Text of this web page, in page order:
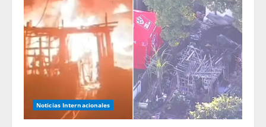
Noticias Internacionales